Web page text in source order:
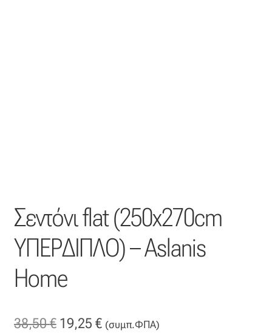
Λογαριασμός
Όλα τα υφάσματα
Black-out
Αλκαντάρα
Σεντόνι flat (250x270cm
ΥΠΕΡΔΙΠΛΟ) – Aslanis
Home
38,50€ Original
19,25 €Η(συμπ.ΦΠΑ)